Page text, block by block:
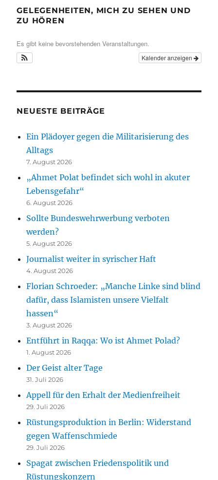
GELEGENHEITEN, MICH ZU SEHEN UND
ZU HÖREN
Es gibt keine bevorstehenden Veranstaltungen.
Kalender anzeigen
NEUESTE BEITRÄGE
Ein Plädoyer gegen die Militarisierung des
Alltags
7. August 2026
„Ahmet Polat befindet sich wohl in akuter
Lebensgefahr“
6. August 2026
Sollte Bundeswehrwerbung verboten
werden?
5. August 2026
Journalist weiter in syrischer Haft
4. August 2026
Florian Schroeder: „Manche Linke sind blind
dafür, dass Islamisten unsere Vielfalt
hassen“
3. August 2026
Entführt in Raqqa: Wo ist Ahmet Polad?
1. August 2026
Der Geist alter Tage
31. Juli 2026
Appell für den Erhalt der Medienfreiheit
29. Juli 2026
Rüstungsproduktion in Berlin: Widerstand
gegen Waffenschmiede
29. Juli 2026
Spagat zwischen Friedenspolitik und
Rüstungskonzern